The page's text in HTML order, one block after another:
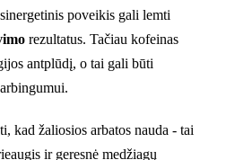
poveikis gali lemti
rezultatus. Tačiau kofeinas
antplūdį, o tai gali būti
kad žaliosios arbatos nauda - tai
ir geresnė medžiagų